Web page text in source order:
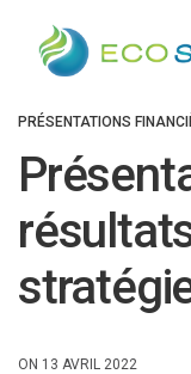
PRÉSENTATIONS
ON 13 AVRIL 2022